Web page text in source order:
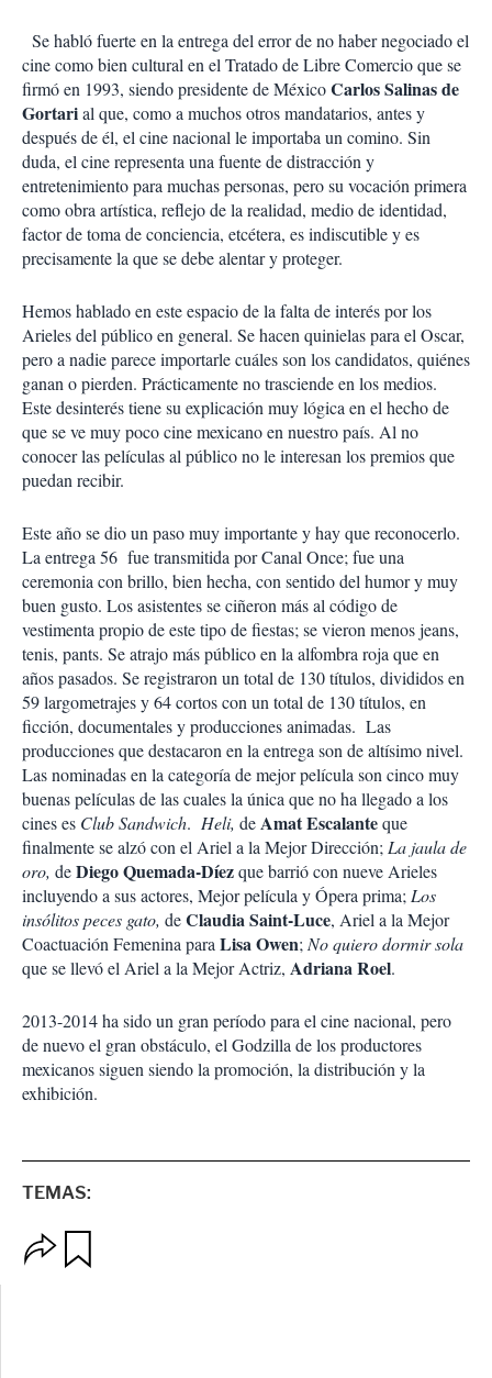
Se habló fuerte en la entrega del error de no haber negociado el
cine como bien cultural en el Tratado de Libre Comercio que se
firmó en 1993, siendo presidente de MéxicoCarlos Salinas de
Gortarial que, como a muchos otros mandatarios, antes y
después de él, el cine nacional le importaba un comino. Sin
duda, el cine representa una fuente de distracción y
entretenimiento para muchas personas, pero su vocación primera
como obra artística, reflejo de la realidad, medio de identidad,
factor de toma de conciencia, etcétera, es indiscutible y es
precisamente la que se debe alentar y proteger.
Hemos hablado en este espacio de la falta de interés por los
Arieles del público en general. Se hacen quinielas para el Oscar,
pero a nadie parece importarle cuáles son los candidatos, quiénes
ganan o pierden. Prácticamente no trasciende en los medios.
Este desinterés tiene su explicación muy lógica en el hecho de
que se ve muy poco cine mexicano en nuestro país. Al no
conocer las películas al público no le interesan los premios que
puedan recibir.
Este año se dio un paso muy importante y hay que reconocerlo.
La entrega 56 fue transmitida por Canal Once; fue una
ceremonia con brillo, bien hecha, con sentido del humor y muy
buen gusto. Los asistentes se ciñeron más al código de
vestimenta propio de este tipo de fiestas; se vieron menos jeans,
tenis, pants. Se atrajo más público en la alfombra roja que en
años pasados. Se registraron un total de 130 títulos, divididos en
59 largometrajes y 64 cortos con un total de 130 títulos, en
ficción, documentales y producciones animadas. Las
producciones que destacaron en la entrega son de altísimo nivel.
Las nominadas en la categoría de mejor película son cinco muy
buenas películas de las cuales la única que no ha llegado a los
cines es Club Sandwich. Heli, deAmat Escalanteque
finalmente se alzó con el Ariel a la Mejor Dirección; La jaula de
oro, deDiego Quemada-Díezque barrió con nueve Arieles
incluyendo a sus actores, Mejor película y Ópera prima; Los
insólitos peces gato, deClaudia Saint-Luce, Ariel a la Mejor
Coactuación Femenina para Lisa Owen; No quiero dormir sola
que se llevó el Ariel a la Mejor Actriz, Adriana Roel.
2013-2014 ha sido un gran período para el cine nacional, pero
de nuevo el gran obstáculo, el Godzilla de los productores
mexicanos siguen siendo la promoción, la distribución y la
exhibición.
TEMAS:
p